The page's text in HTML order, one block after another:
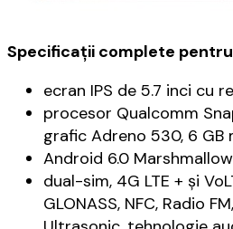
Specificaţii complete pentru
ecran IPS de 5.7 inci cu
procesor Qualcomm
grafic Adreno 530, 6 GB
Android 6.0
dual-sim, 4G LTE + şi
GLONASS, NFC, Radio